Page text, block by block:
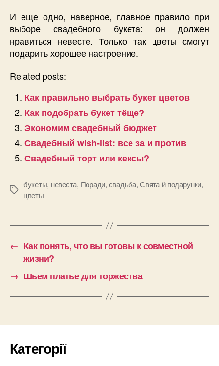
И еще одно, наверное, главное правило при
выборе свадебного букета: он должен
нравиться невесте. Только так цветы смогут
подарить хорошее настроение.
Related posts:
Как правильно выбрать букет цветов
Как подобрать букет тёще?
Экономим свадебный бюджет
Свадебный wish-list: все за и против
Свадебный торт или кексы?
Позначки
букеты, невеста, Поради, свадьба,Свята й подарунки,
цветы
← Как понять, что вы готовы к совместной
жизни?
→ Шьем платье для торжества
Категорії